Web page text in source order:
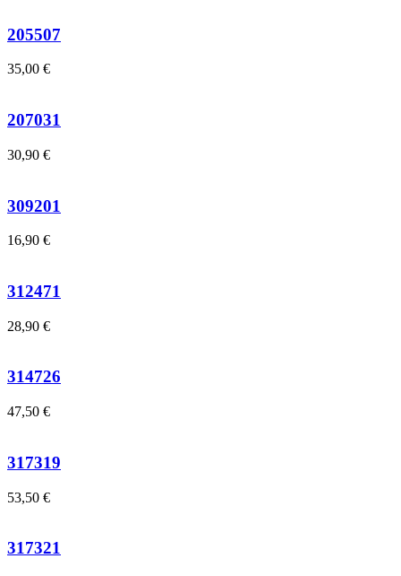
205507
35,00 €
207031
30,90 €
309201
16,90 €
312471
28,90 €
314726
47,50 €
317319
53,50 €
317321